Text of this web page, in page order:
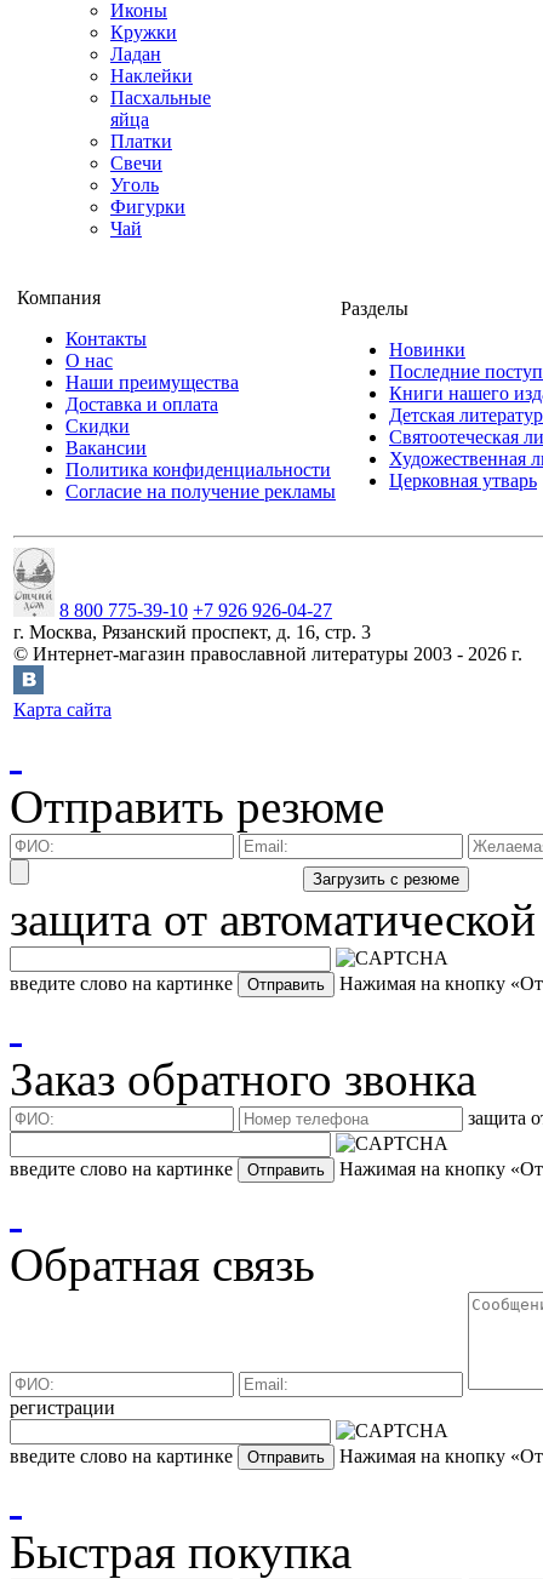
Иконы
Кружки
Ладан
Наклейки
Пасхальные
яйца
Платки
Свечи
Уголь
Фигурки
Чай
Компания
Контакты
О нас
Наши преимущества
Доставка и оплата
Скидки
Вакансии
Политика конфиденциальности
Согласие на получение рекламы
Разделы
Новинки
Последние
Книги нашего
Детская
Святоотеческая
Художественная
Церковная утварь
8 800 775-39-10 +7 926 926-04-27
г. Москва, Рязанский проспект, д. 16, стр. 3
© Интернет-магазин православной литературы 2003 - 2026 г.
Карта сайта
Отправить резюме
защита от
введите слово на картинке Нажимая на кнопку
Заказ обратного звонка
защита
введите слово на картинке Нажимая на кнопку
Обратная связь
регистрации
введите слово на картинке Нажимая на кнопку
Быстрая покупка